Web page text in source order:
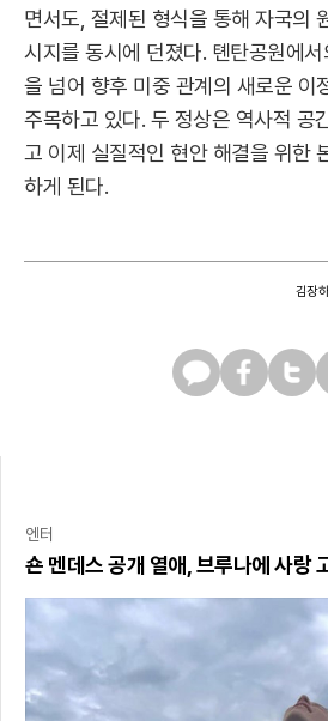
면서도, 절제된 형식을 통해 자국의
시지를 동시에 던졌다. 톈탄공원에
을 넘어 향후 미중 관계의 새로운 이
주목하고 있다. 두 정상은 역사적 공
고 이제 실질적인 현안 해결을 위한
하게 된다.
김장
엔터
숀 멘데스 공개 열애, 브루나에 사랑